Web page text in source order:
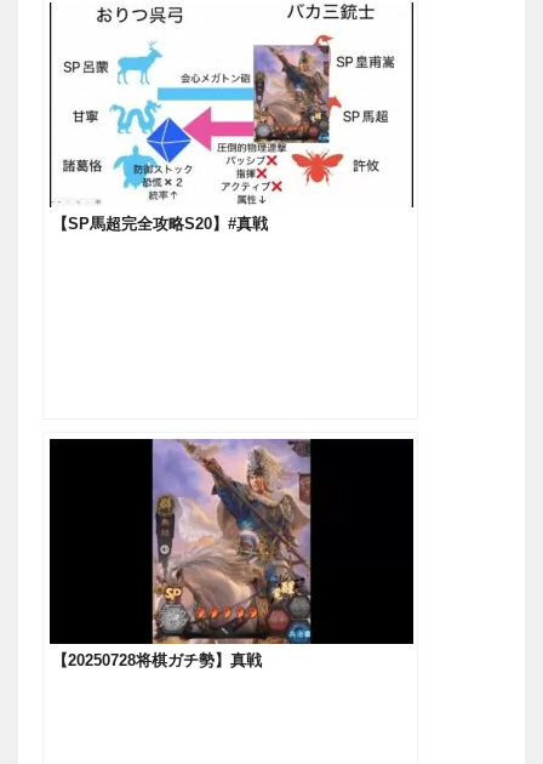
【SP馬超完全攻略S20】#真戦
【20250728将棋ガチ勢】真戦